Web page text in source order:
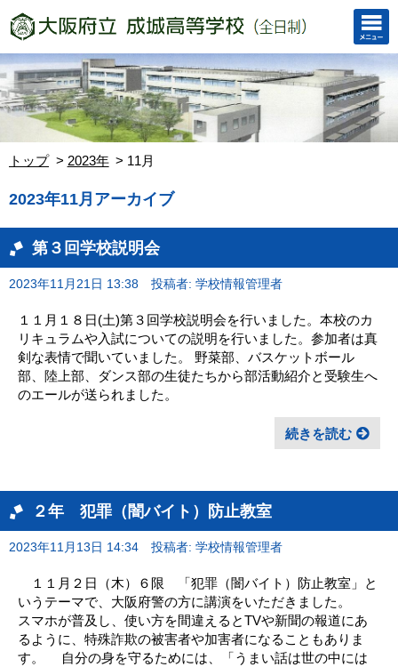
トップ 2023年 11月
2023年11月アーカイブ
第３回学校説明会
2023年11月21日 13:38 投稿者: 学校情報管理者
１１月１８日(土)第３回学校説明会を行いました。本校のカ
リキュラムや入試についての説明を行いました。参加者は真
剣な表情で聞いていました。 野菜部、バスケットボール
部、陸上部、ダンス部の生徒たちから部活動紹介と受験生へ
のエールが送られました。
続きを読む
２年 犯罪（闇バイト）防止教室
2023年11月13日 14:34 投稿者: 学校情報管理者
１１月２日（木）６限 「犯罪（闇バイト）防止教室」と
いうテーマで、大阪府警の方に講演をいただきました。
スマホが普及し、使い方を間違えるとTVや新聞の報道にあ
るように、特殊詐欺の被害者や加害者になることもありま
す。 自分の身を守るためには、「うまい話は世の中には